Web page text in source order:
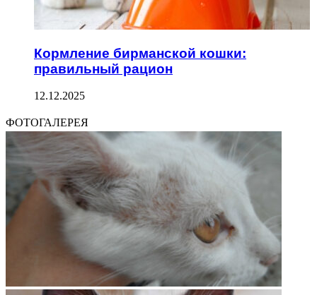
Кормление бирманской кошки:
правильный рацион
12.12.2025
ФОТОГАЛЕРЕЯ